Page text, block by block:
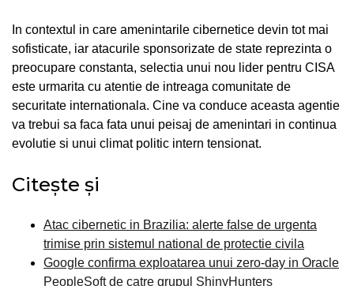
In contextul in care amenintarile cibernetice devin tot mai
sofisticate, iar atacurile sponsorizate de state reprezinta o
preocupare constanta, selectia unui nou lider pentru CISA
este urmarita cu atentie de intreaga comunitate de
securitate internationala. Cine va conduce aceasta agentie
va trebui sa faca fata unui peisaj de amenintari in continua
evolutie si unui climat politic intern tensionat.
Citește și
Atac cibernetic in Brazilia: alerte false de urgenta
trimise prin sistemul national de protectie civila
Google confirma exploatarea unui zero-day in Oracle
PeopleSoft de catre grupul ShinyHunters